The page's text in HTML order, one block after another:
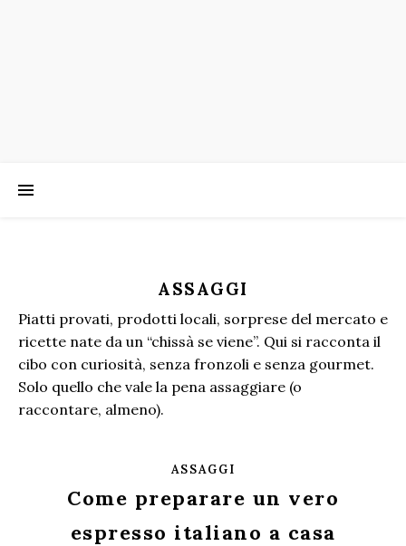
ASSAGGI
Piatti provati, prodotti locali, sorprese del mercato e
ricette nate da un “chissà se viene”. Qui si racconta il
cibo con curiosità, senza fronzoli e senza gourmet.
Solo quello che vale la pena assaggiare (o
raccontare, almeno).
ASSAGGI
Come preparare un vero
espresso italiano a casa